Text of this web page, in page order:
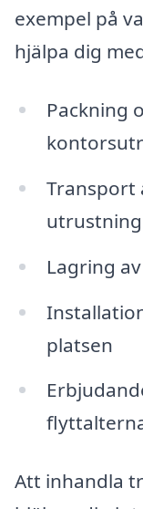
exempel på
hjälpa dig
Packning
Transport
utrustning
Lagring
platsen
Att inhandla